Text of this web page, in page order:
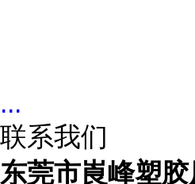
...
联系我们
东莞市崀峰塑